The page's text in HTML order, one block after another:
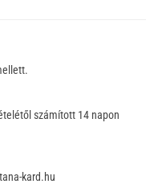
számított 14 napon
kard.hu